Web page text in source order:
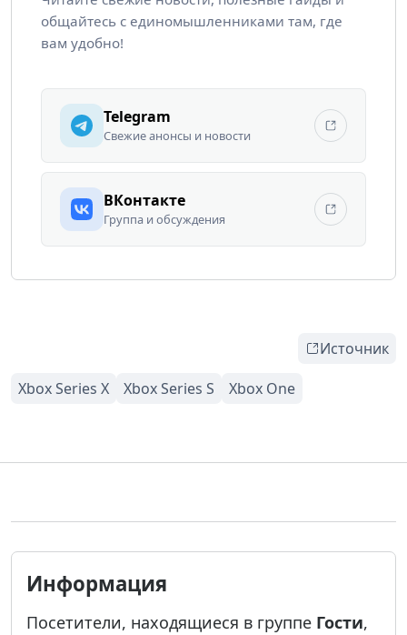
общайтесь с единомышленниками там, где
вам удобно!
Telegram
Свежие анонсы и новости
ВКонтакте
Группа и обсуждения
Источник
Информация
Посетители, находящиеся в группе Гости,